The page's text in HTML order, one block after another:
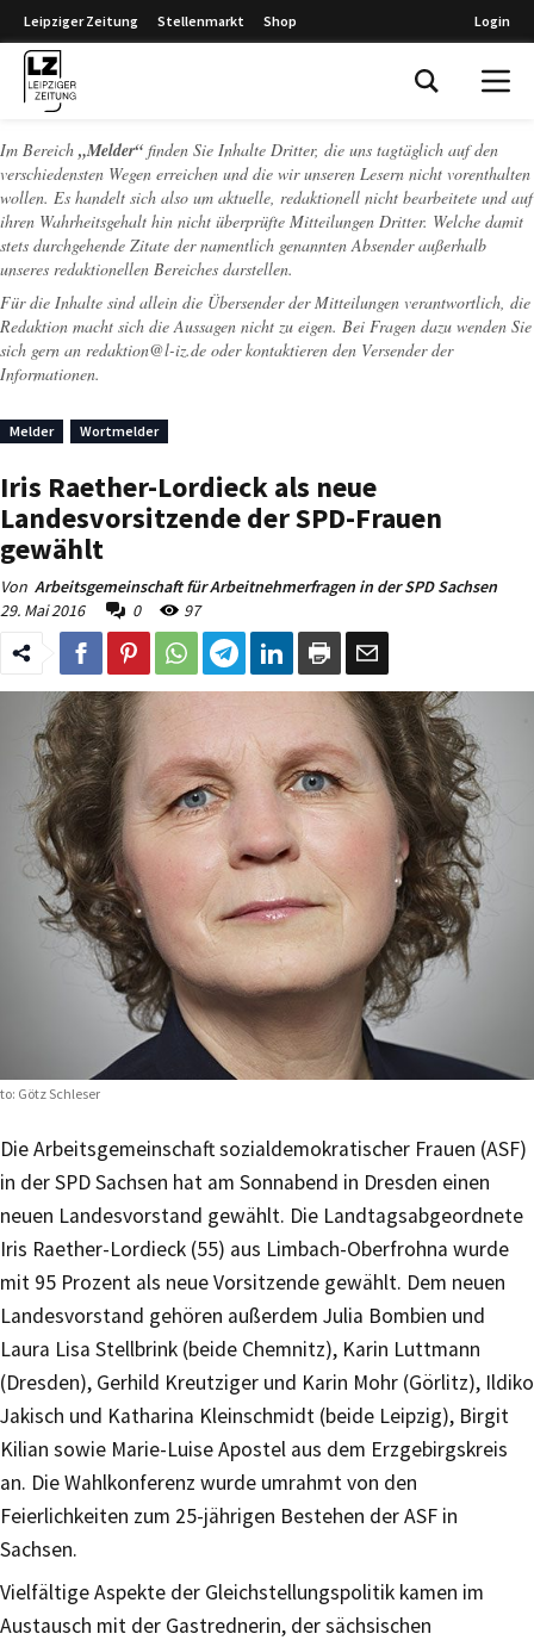
Leipziger Zeitung Stellenmarkt Shop Login
Im Bereich „Melder“ finden Sie Inhalte Dritter, die uns tagtäglich auf den
verschiedensten Wegen erreichen und die wir unseren Lesern nicht vorenthalten
wollen. Es handelt sich also um aktuelle, redaktionell nicht bearbeitete und auf
ihren Wahrheitsgehalt hin nicht überprüfte Mitteilungen Dritter. Welche damit
stets durchgehende Zitate der namentlich genannten Absender außerhalb
unseres redaktionellen Bereiches darstellen.
Für die Inhalte sind allein die Übersender der Mitteilungen verantwortlich, die
Redaktion macht sich die Aussagen nicht zu eigen. Bei Fragen dazu wenden Sie
sich gern an redaktion@l-iz.de oder kontaktieren den Versender der
Informationen.
Melder Wortmelder
Iris Raether-Lordieck als neue
Landesvorsitzende der SPD-Frauen
gewählt
Von Arbeitsgemeinschaft für Arbeitnehmerfragen in der SPD Sachsen
29. Mai 2016
0 97
Götz Schleser
Die Arbeitsgemeinschaft sozialdemokratischer Frauen (ASF)
in der SPD Sachsen hat am Sonnabend in Dresden einen
neuen Landesvorstand gewählt. Die Landtagsabgeordnete
Iris Raether-Lordieck (55) aus Limbach-Oberfrohna wurde
mit 95 Prozent als neue Vorsitzende gewählt. Dem neuen
Landesvorstand gehören außerdem Julia Bombien und
Laura Lisa Stellbrink (beide Chemnitz), Karin Luttmann
(Dresden), Gerhild Kreutziger und Karin Mohr (Görlitz), Ildiko
Jakisch und Katharina Kleinschmidt (beide Leipzig), Birgit
Kilian sowie Marie-Luise Apostel aus dem Erzgebirgskreis
an. Die Wahlkonferenz wurde umrahmt von den
Feierlichkeiten zum 25-jährigen Bestehen der ASF in
Sachsen.
Vielfältige Aspekte der Gleichstellungspolitik kamen im
Austausch mit der Gastrednerin, der sächsischen